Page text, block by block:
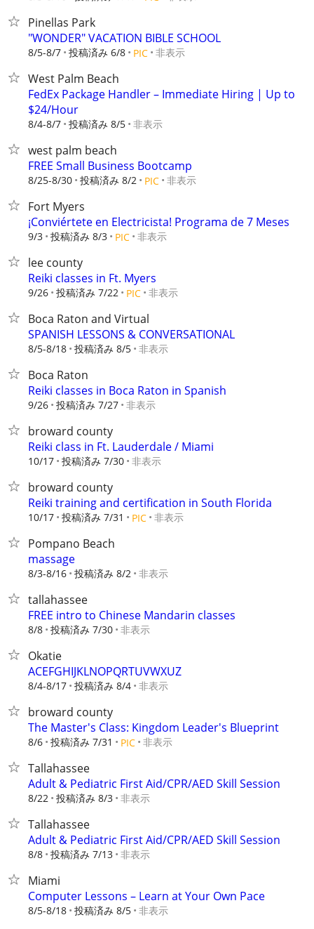
Pinellas Park
"WONDER" VACATION BIBLE SCHOOL
8/5-8/7 投稿済み 6/8 PIC 非表示
West Palm Beach
FedEx Package Handler – Immediate Hiring | Up to
$24/Hour
8/4-8/7 投稿済み 8/5 非表示
west palm beach
FREE Small Business Bootcamp
8/25-8/30 投稿済み 8/2 PIC 非表示
Fort Myers
¡Conviértete en Electricista! Programa de 7 Meses
9/3 投稿済み 8/3 PIC 非表示
lee county
Reiki classes in Ft. Myers
9/26 投稿済み 7/22 PIC 非表示
Boca Raton and Virtual
SPANISH LESSONS & CONVERSATIONAL
8/5-8/18 投稿済み 8/5 非表示
Boca Raton
Reiki classes in Boca Raton in Spanish
9/26 投稿済み 7/27 非表示
broward county
Reiki class in Ft. Lauderdale / Miami
10/17 投稿済み 7/30 非表示
broward county
Reiki training and certification in South Florida
10/17 投稿済み 7/31 PIC 非表示
Pompano Beach
massage
8/3-8/16 投稿済み 8/2 非表示
tallahassee
FREE intro to Chinese Mandarin classes
8/8 投稿済み 7/30 非表示
Okatie
ACEFGHIJKLNOPQRTUVWXUZ
8/4-8/17 投稿済み 8/4 非表示
broward county
The Master's Class: Kingdom Leader's Blueprint
8/6 投稿済み 7/31 PIC 非表示
Tallahassee
Adult & Pediatric First Aid/CPR/AED Skill Session
8/22 投稿済み 8/3 非表示
Tallahassee
Adult & Pediatric First Aid/CPR/AED Skill Session
8/8 投稿済み 7/13 非表示
Miami
Computer Lessons – Learn at Your Own Pace
8/5-8/18 投稿済み 8/5 非表示